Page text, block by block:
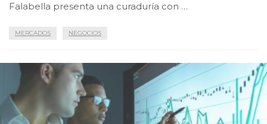
Falabella presenta una curaduría con …
MERCADOS NEGOCIOS